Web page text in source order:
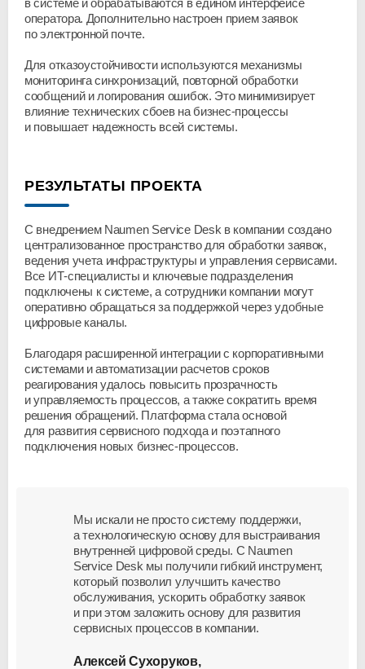
в системе и обрабатываются в едином интерфейсе
оператора. Дополнительно настроен прием заявок
по электронной почте.
Для отказоустойчивости используются механизмы
мониторинга синхронизаций, повторной обработки
сообщений и логирования ошибок. Это минимизирует
влияние технических сбоев на бизнес-процессы
и повышает надежность всей системы.
РЕЗУЛЬТАТЫ ПРОЕКТА
С внедрением Naumen Service Desk в компании создано
централизованное пространство для обработки заявок,
ведения учета инфраструктуры и управления сервисами.
Все ИТ-специалисты и ключевые подразделения
подключены к системе, а сотрудники компании могут
оперативно обращаться за поддержкой через удобные
цифровые каналы.
Благодаря расширенной интеграции с корпоративными
системами и автоматизации расчетов сроков
реагирования удалось повысить прозрачность
и управляемость процессов, а также сократить время
решения обращений. Платформа стала основой
для развития сервисного подхода и поэтапного
подключения новых бизнес-процессов.
Мы искали не просто систему поддержки,
а технологическую основу для выстраивания
внутренней цифровой среды. С Naumen
Service Desk мы получили гибкий инструмент,
который позволил улучшить качество
обслуживания, ускорить обработку заявок
и при этом заложить основу для развития
сервисных процессов в компании.
Алексей Сухоруков,